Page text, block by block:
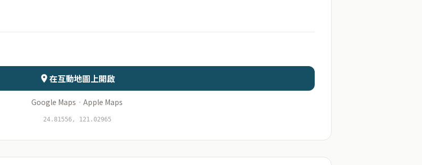
在互動地圖上開啟
Google Maps · Apple Maps
24.81556, 121.02965